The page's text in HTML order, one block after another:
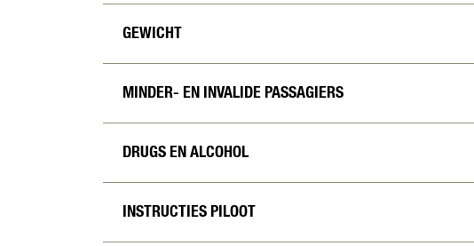
GEWICHT
MINDER- EN INVALIDE PASSAGIERS
DRUGS EN ALCOHOL
INSTRUCTIES PILOOT